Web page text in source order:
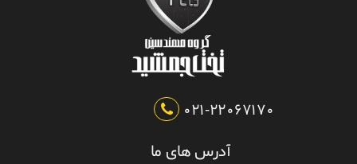
021-22067170
آدرس های ما